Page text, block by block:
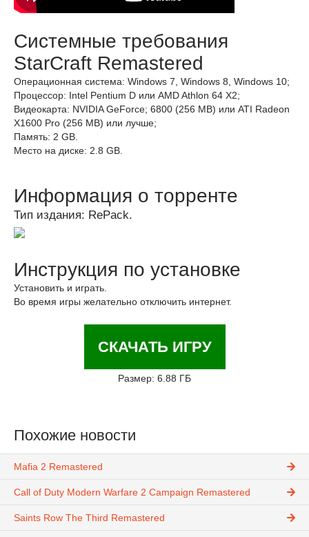
Системные требования
StarCraft Remastered
Операционная система: Windows 7, Windows 8, Windows 10;
Процессор: Intel Pentium D или AMD Athlon 64 X2;
Видеокарта: NVIDIA GeForce; 6800 (256 MB) или ATI Radeon
X1600 Pro (256 MB) или лучше;
Память: 2 GB.
Место на диске: 2.8 GB.
Информация о торренте
Тип издания: RePack.
Инструкция по установке
Установить и играть.
Во время игры желательно отключить интернет.
СКАЧАТЬ ИГРУ
Размер: 6.88 ГБ
Похожие новости
Mafia 2 Remastered
Call of Duty Modern Warfare 2 Campaign Remastered
Saints Row The Third Remastered